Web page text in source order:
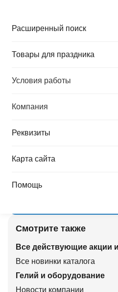
Расширенный поиск
Товары для праздника
Условия работы
Компания
Реквизиты
Карта сайта
Помощь
Для региональных
транспортной компании,
Вход для партнеров
Смотрите также
Все действующие акции
Все новинки каталога
Гелий и оборудование
Новости компании